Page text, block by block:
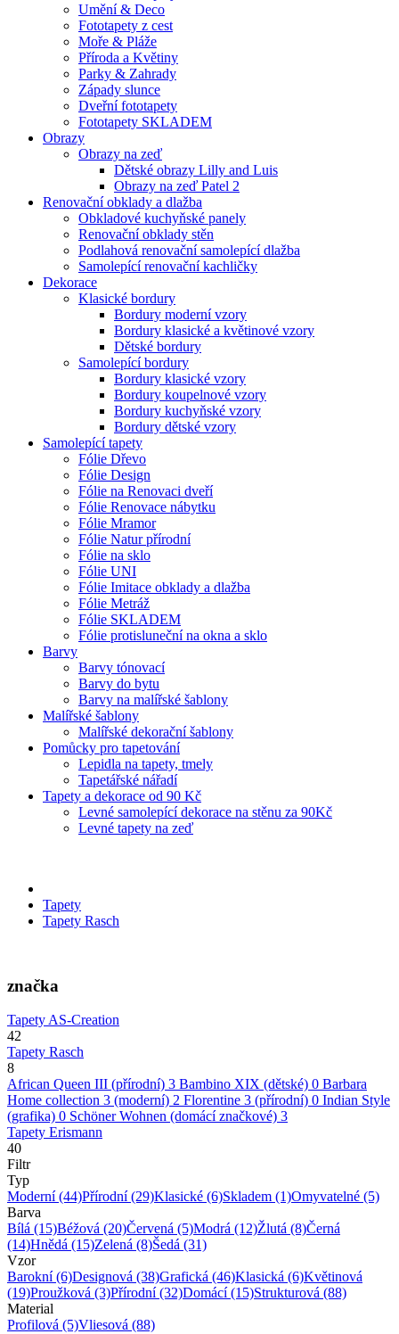
Umění & Deco
Fototapety z cest
Moře & Pláže
Příroda a Květiny
Parky & Zahrady
Západy slunce
Dveřní fototapety
Fototapety SKLADEM
Obrazy
Obrazy na zeď
Dětské obrazy Lilly and Luis
Obrazy na zeď Patel 2
Renovační obklady a dlažba
Obkladové kuchyňské panely
Renovační obklady stěn
Podlahová renovační samolepící dlažba
Samolepící renovační kachličky
Dekorace
Klasické bordury
Bordury moderní vzory
Bordury klasické a květinové vzory
Dětské bordury
Samolepící bordury
Bordury klasické vzory
Bordury koupelnové vzory
Bordury kuchyňské vzory
Bordury dětské vzory
Samolepící tapety
Fólie Dřevo
Fólie Design
Fólie na Renovaci dveří
Fólie Renovace nábytku
Fólie Mramor
Fólie Natur přírodní
Fólie na sklo
Fólie UNI
Fólie Imitace obklady a dlažba
Fólie Metráž
Fólie SKLADEM
Fólie protisluneční na okna a sklo
Barvy
Barvy tónovací
Barvy do bytu
Barvy na malířské šablony
Malířské šablony
Malířské dekorační šablony
Pomůcky pro tapetování
Lepidla na tapety, tmely
Tapetářské nářadí
Tapety a dekorace od 90 Kč
Levné samolepící dekorace na stěnu za 90Kč
Levné tapety na zeď
Tapety
Tapety Rasch
značka
Tapety AS-Creation
42
Tapety Rasch
8
African Queen III (přírodní) 3 Bambino XIX (dětské) 0 Barbara
Home collection 3 (moderní) 2 Florentine 3 (přírodní) 0 Indian Style
(grafika) 0 Schöner Wohnen (domácí značkové) 3
Tapety Erismann
40
Filtr
Typ
Moderní(44)Přírodní(29)Klasické (6)Skladem (1)Omyvatelné (5)
Barva
Bílá (15)Béžová (20)Červená (5)Modrá (12)Žlutá (8)Černá
(14)Hnědá (15)Zelená (8)Šedá (31)
Vzor
Barokní(6)Designová (38)Grafická (46)Klasická (6)Květinová
(19)Proužková (3)Přírodní(32)Domácí(15)Strukturová (88)
Material
Profilová (5)Vliesová (88)